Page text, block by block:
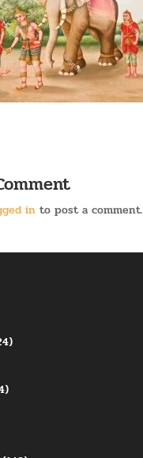
into post a comment.